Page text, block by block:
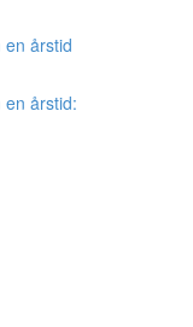
en årstid
en årstid: